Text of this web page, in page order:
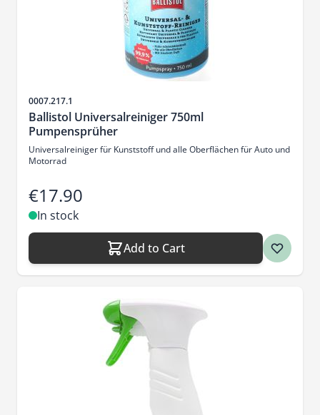
Sku
0007.217.1
Ballistol Universalreiniger 750ml
Pumpensprüher
Universalreiniger für Kunststoff und alle Oberflächen für Auto und
Motorrad
€17.90
In stock
Add to Cart